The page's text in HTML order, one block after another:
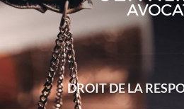
DROIT DU